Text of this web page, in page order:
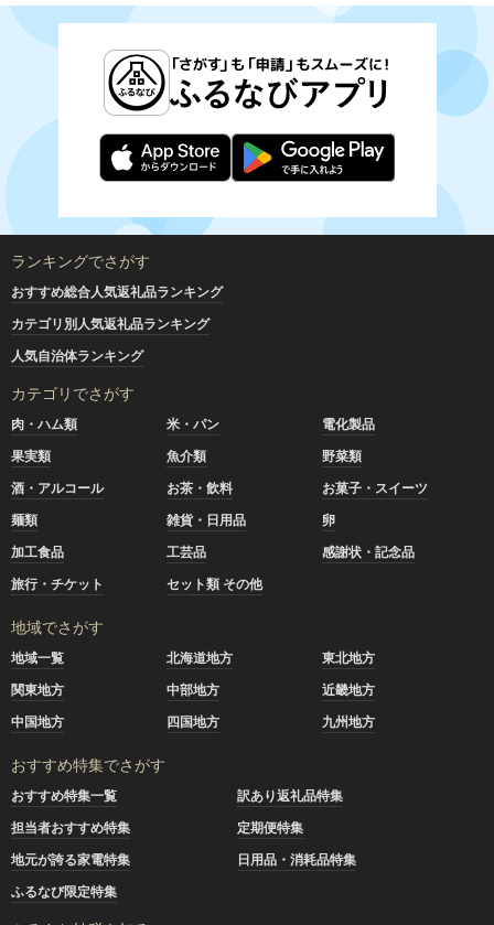
ランキングでさがす
おすすめ総合人気返礼品ランキング
カテゴリ別人気返礼品ランキング
人気自治体ランキング
カテゴリでさがす
肉・ハム類 米・パン
電化製品
果実類
魚介類
野菜類
酒・アルコール
お茶・飲料
お菓子・スイーツ
麺類
雑貨・日用品
卵
加工食品
工芸品
感謝状・記念品
旅行・チケット
セット類 その他
地域でさがす
地域一覧 北海道地方
東北地方
関東地方
中部地方
近畿地方
中国地方
四国地方 九州地方
おすすめ特集でさがす
おすすめ特集一覧
訳あり返礼品特集
担当者おすすめ特集
定期便特集
地元が誇る家電特集
日用品・消耗品特集
ふるなび限定特集